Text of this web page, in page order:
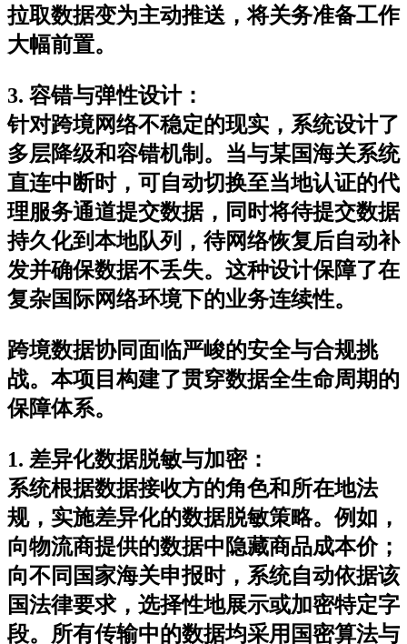
拉取数据变为主动推送，将关务准备工作
大幅前置。
3. 容错与弹性设计：
针对跨境网络不稳定的现实，系统设计了
多层降级和容错机制。当与某国海关系统
直连中断时，可自动切换至当地认证的代
理服务通道提交数据，同时将待提交数据
持久化到本地队列，待网络恢复后自动补
发并确保数据不丢失。这种设计保障了在
复杂国际网络环境下的业务连续性。
跨境数据协同面临严峻的安全与合规挑
战。本项目构建了贯穿数据全生命周期的
保障体系。
1. 差异化数据脱敏与加密：
系统根据数据接收方的角色和所在地法
规，实施差异化的数据脱敏策略。例如，
向物流商提供的数据中隐藏商品成本价；
向不同国家海关申报时，系统自动依据该
国法律要求，选择性地展示或加密特定字
段。所有传输中的数据均采用国密算法与